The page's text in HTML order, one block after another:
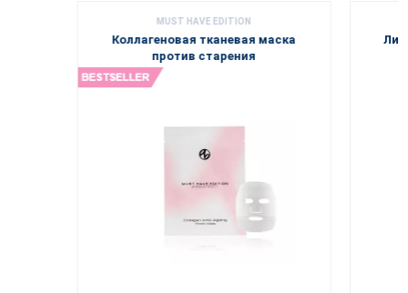
MUST HAVE EDITION
Коллагеновая тканевая маска
против старения